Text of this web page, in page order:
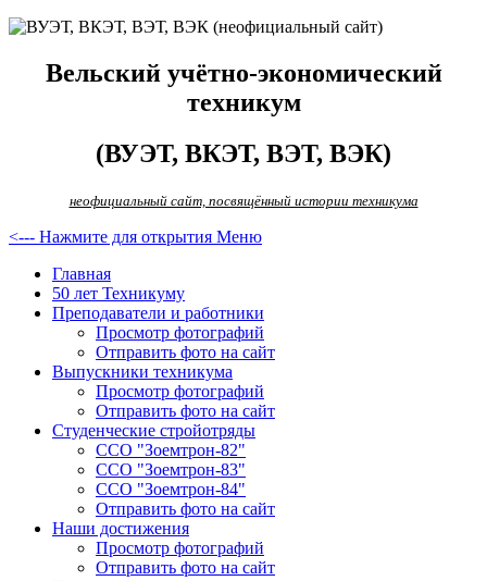
Вельский учётно-экономический
техникум
(ВУЭТ, ВКЭТ, ВЭТ, ВЭК)
неофициальный сайт, посвящённый истории техникума
<--- Нажмите для открытия Меню
Главная
50 лет Техникуму
Преподаватели и работники
Просмотр фотографий
Отправить фото на сайт
Выпускники техникума
Просмотр фотографий
Отправить фото на сайт
Студенческие стройотряды
ССО "Зоемтрон-82"
ССО "Зоемтрон-83"
ССО "Зоемтрон-84"
Отправить фото на сайт
Наши достижения
Просмотр фотографий
Отправить фото на сайт